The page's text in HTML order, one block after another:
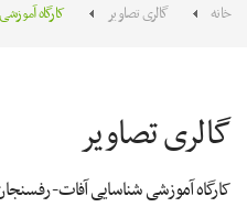
خانه گالری تصاویر کارگاه
گالری تصاویر
کارگاه آموزشی شناسایی آفات- رفسنجان،